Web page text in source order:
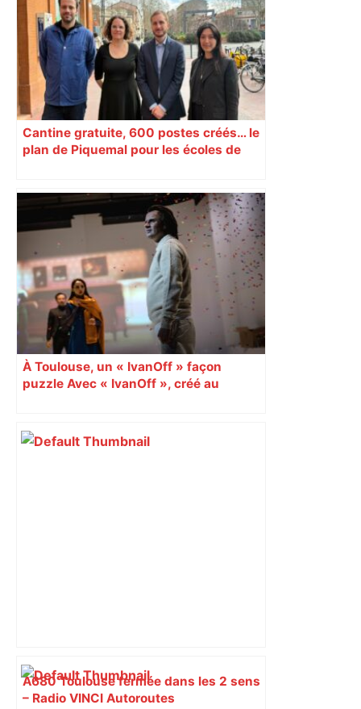
Briançon assume son alliance avec
Piquemal, "ce n’est pas un accord de
postes" – ladepeche.fr
Cantine gratuite, 600 postes créés… le
plan de Piquemal pour les écoles de
À Toulouse, un « IvanOff » façon
puzzle Avec « IvanOff », créé au
l’auteur norvégien Fredrik Brattberg
revisitent la pièce de Tchekhov sur
A680 Toulouse fermée dans les 2 sens
– Radio VINCI Autoroutes